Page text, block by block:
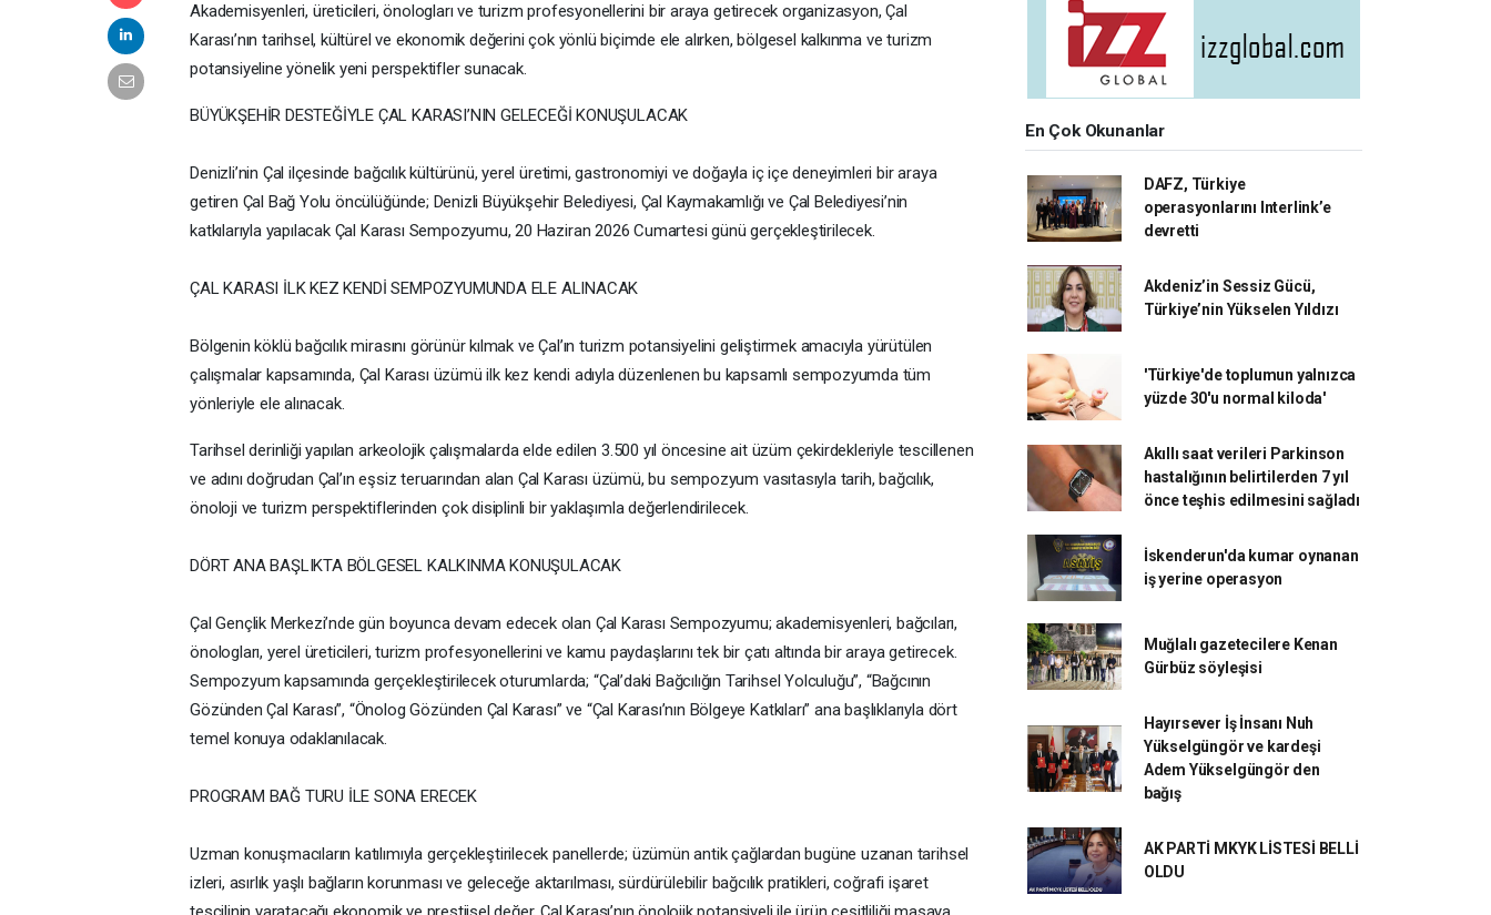
Akademisyenleri, üreticileri, önologları ve turizm profesyonellerini bir araya getirecek organizasyon, Çal
Karası’nın tarihsel, kültürel ve ekonomik değerini çok yönlü biçimde ele alırken, bölgesel kalkınma ve turizm
potansiyeline yönelik yeni perspektifler sunacak.
BÜYÜKŞEHİR DESTEĞİYLE ÇAL KARASI’NIN GELECEĞİ KONUŞULACAK
Denizli’nin Çal ilçesinde bağcılık kültürünü, yerel üretimi, gastronomiyi ve doğayla iç içe deneyimleri bir araya
getiren Çal Bağ Yolu öncülüğünde; Denizli Büyükşehir Belediyesi, Çal Kaymakamlığı ve Çal Belediyesi’nin
katkılarıyla yapılacak Çal Karası Sempozyumu, 20 Haziran 2026 Cumartesi günü gerçekleştirilecek.
ÇAL KARASI İLK KEZ KENDİ SEMPOZYUMUNDA ELE ALINACAK
Bölgenin köklü bağcılık mirasını görünür kılmak ve Çal’ın turizm potansiyelini geliştirmek amacıyla yürütülen
çalışmalar kapsamında, Çal Karası üzümü ilk kez kendi adıyla düzenlenen bu kapsamlı sempozyumda tüm
yönleriyle ele alınacak.
Tarihsel derinliği yapılan arkeolojik çalışmalarda elde edilen 3.500 yıl öncesine ait üzüm çekirdekleriyle tescillenen
ve adını doğrudan Çal’ın eşsiz teruarından alan Çal Karası üzümü, bu sempozyum vasıtasıyla tarih, bağcılık,
önoloji ve turizm perspektiflerinden çok disiplinli bir yaklaşımla değerlendirilecek.
DÖRT ANA BAŞLIKTA BÖLGESEL KALKINMA KONUŞULACAK
Çal Gençlik Merkezi’nde gün boyunca devam edecek olan Çal Karası Sempozyumu; akademisyenleri, bağcıları,
önologları, yerel üreticileri, turizm profesyonellerini ve kamu paydaşlarını tek bir çatı altında bir araya getirecek.
Sempozyum kapsamında gerçekleştirilecek oturumlarda; “Çal’daki Bağcılığın Tarihsel Yolculuğu”, “Bağcının
Gözünden Çal Karası”, “Önolog Gözünden Çal Karası” ve “Çal Karası’nın Bölgeye Katkıları” ana başlıklarıyla dört
temel konuya odaklanılacak.
PROGRAM BAĞ TURU İLE SONA ERECEK
Uzman konuşmacıların katılımıyla gerçekleştirilecek panellerde; üzümün antik çağlardan bugüne uzanan tarihsel
izleri, asırlık yaşlı bağların korunması ve geleceğe aktarılması, sürdürülebilir bağcılık pratikleri, coğrafi işaret
En Çok Okunanlar
DAFZ, Türkiye
operasyonlarını Interlink’e
devretti
Akdeniz’in Sessiz Gücü,
Türkiye’nin Yükselen Yıldızı
'Türkiye'de toplumun yalnızca
yüzde 30'u normal kiloda'
Akıllı saat verileri Parkinson
hastalığının belirtilerden 7 yıl
önce teşhis edilmesini sağladı
İskenderun'da kumar oynanan
iş yerine operasyon
Muğlalı gazetecilere Kenan
Gürbüz söyleşisi
Hayırsever İş İnsanı Nuh
Yükselgüngör ve kardeşi
Adem Yükselgüngör den
bağış
AK PARTİ MKYK LİSTESİ BELLİ
OLDU